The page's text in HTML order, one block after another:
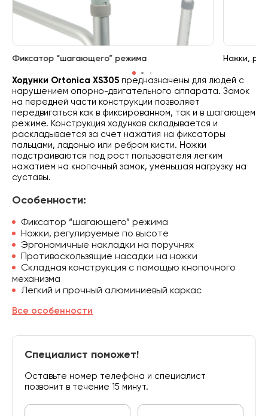
Фиксатор “шагающего” режима Ножки,
Ходунки Ortonica XS305предназначены для людей с
нарушением опорно-двигательного аппарата. Замок
на передней части конструкции позволяет
передвигаться как в фиксированном, так и в шагающем
режиме. Конструкция ходунков складывается и
раскладывается за счет нажатия на фиксаторы
пальцами, ладонью или ребром кисти. Ножки
подстраиваются под рост пользователя легким
нажатием на кнопочный замок, уменьшая нагрузку на
суставы.
Особенности:
Фиксатор “шагающего” режима
Ножки, регулируемые по высоте
Эргономичные накладки на поручнях
Противоскользящие насадки на ножки
Складная конструкция с помощью кнопочного
механизма
Легкий и прочный алюминиевый каркас
Все особенности
Специалист поможет!
Оставьте номер телефона и специалист
позвонит в течение 15 минут.